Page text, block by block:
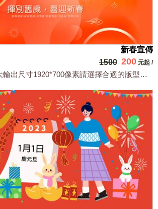
新春宣傳
1500 200 元起 /
最大輸出尺寸1920*700像素請選擇合適的版型，文字或相關商品圖須由買方提供文...